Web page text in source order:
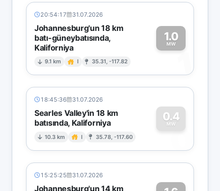
20:54:17 31.07.2026
Johannesburg'un 18 km
batı-güneybatısında,
Kaliforniya
9.1 km I 35.31, -117.82
1.0
MW
1
18:45:36 31.07.2026
Searles Valley'in 18 km
batısında, Kaliforniya
10.3 km I 35.78, -117.60
0.4
MW
0
15:25:25 31.07.2026
Johannesburg'un 14 km